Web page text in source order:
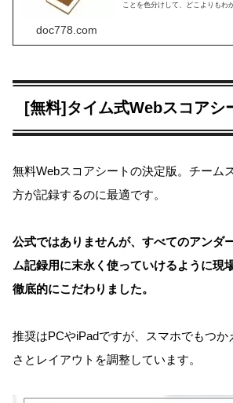
ことを色分けして、どこよりもわ
doc778.com
[無料]タイム式Webスコアシ
無料Webスコアシートの決定版。チーム
方が記録するのに最適です。
公式ではありませんが、すべてのアンダ
ム記録用に末永く使っていけるように現
徹底的にこだわりました。
推奨はPCやiPadですが、スマホでもつか
さとレイアウトを調整しています。